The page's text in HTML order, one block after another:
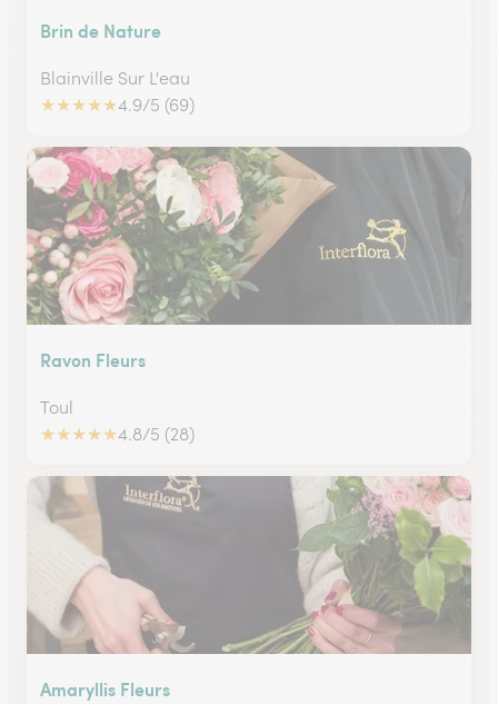
Brin de Nature
Blainville Sur L'eau
★★★★★4.9/5 (69)
Ravon Fleurs
Toul
★★★★★4.8/5 (28)
Amaryllis Fleurs